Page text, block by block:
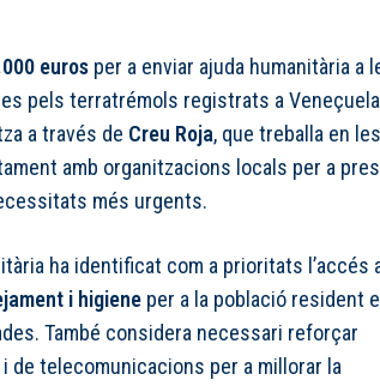
euros per a enviar ajuda humanitària a
pels terratrémols registrats a
a través de Creu Roja, que treballa en les
amb organitzacions locals per a
més urgents.
ha identificat com a prioritats l’accés
i higiene per a la població resident
També considera necessari reforçar
i de telecomunicacions per a millorar la